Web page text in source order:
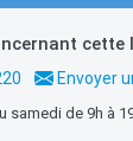
cette
Envoyer
samedi de 9h à